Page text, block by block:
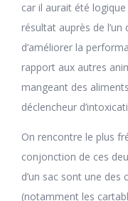
car il aurait été logique
résultat auprès de
d’améliorer la
rapport aux autres
mangeant des
déclencheur
On rencontre le plus
conjonction de ces
d’un sac sont une des
(notamment les